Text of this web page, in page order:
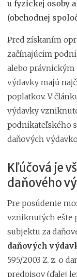
u fyzickej osoby
(obchodnej
Pred získaním
začínajúcim
alebo právnickým
výdavky majú
poplatkov. V
výdavky
podnikateľského
daňových
Kľúčová je
daňového
Pre posúdenie
vzniknutých ešte
subjektu za
daňových
595/2003 Z. z. o
predpisov (ďalej